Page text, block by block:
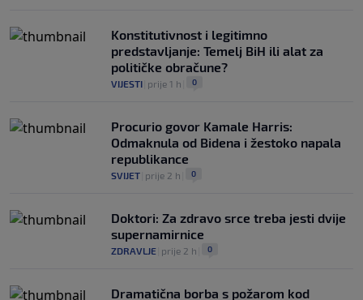
Konstitutivnost i legitimno
predstavljanje: Temelj BiH ili alat za
političke obračune?
VIJESTI prije 1 h 0
Procurio govor Kamale Harris:
Odmaknula od Bidena i žestoko napala
republikance
SVIJET prije 2 h 0
Doktori: Za zdravo srce treba jesti dvije
supernamirnice
ZDRAVLJE prije 2 h 0
Dramatična borba s požarom kod